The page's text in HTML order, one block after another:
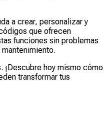
a crear, personalizar y
que ofrecen
funciones sin problemas
¡Descubre hoy mismo cómo
transformar tus